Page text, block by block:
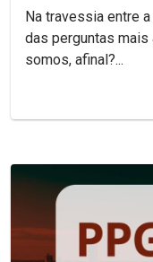
Na travessia entre
das perguntas mais
somos, afinal?...